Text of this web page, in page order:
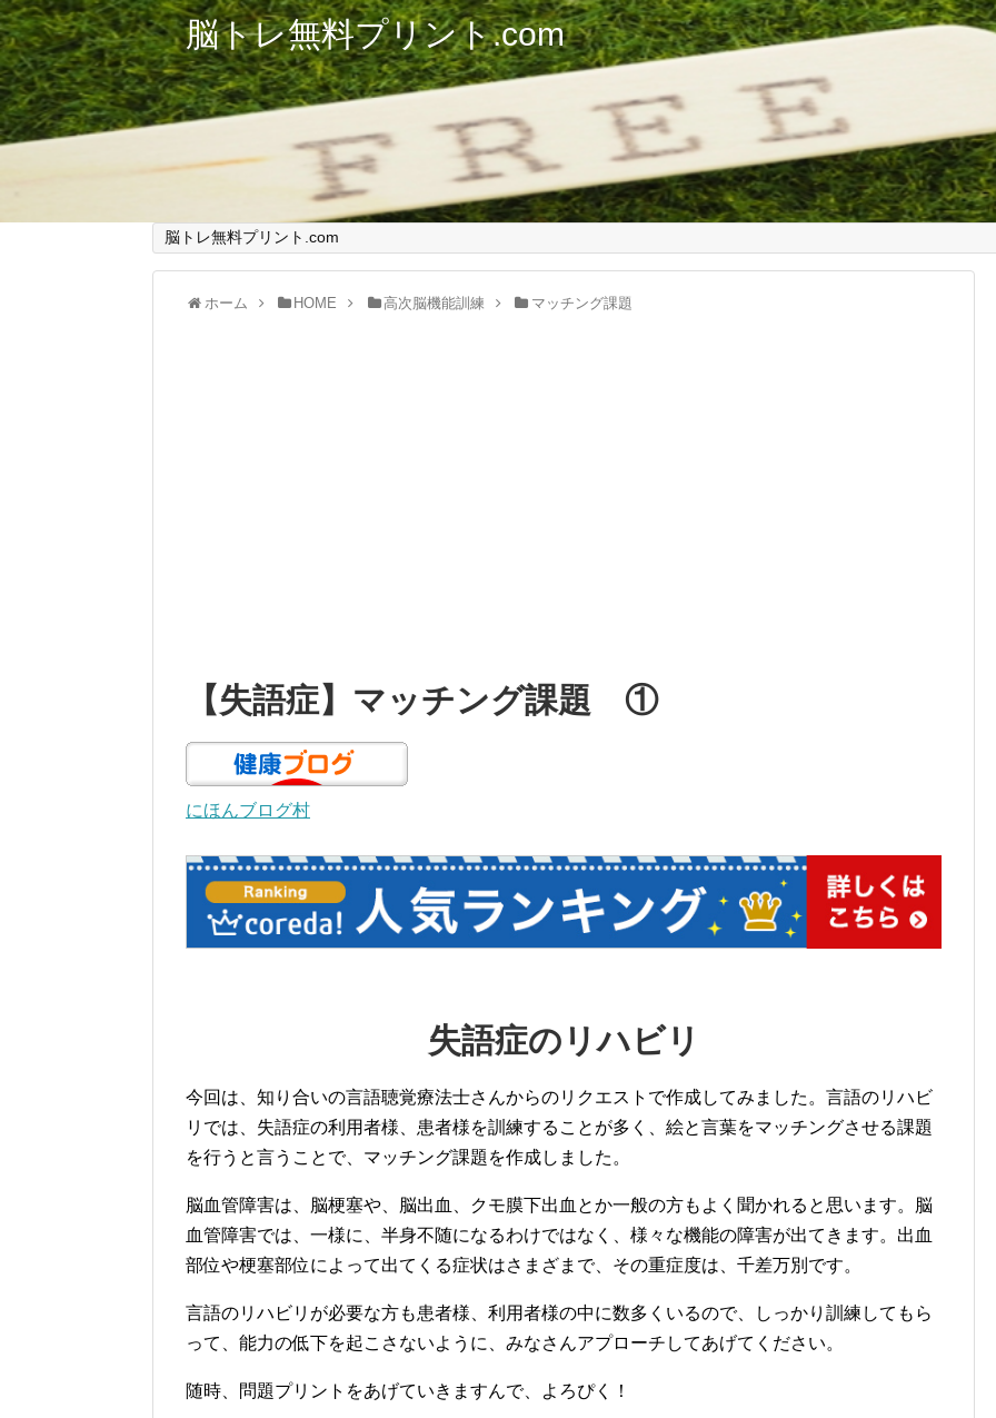
脳トレ無料プリント.com
脳トレ無料プリント.com
ホーム HOME 高次脳機能訓練 マッチング課題
【失語症】マッチング課題 ①
にほんブログ村
失語症のリハビリ
今回は、知り合いの言語聴覚療法士さんからのリクエストで作成してみました。言語のリハビ
リでは、失語症の利用者様、患者様を訓練することが多く、絵と言葉をマッチングさせる課題
を行うと言うことで、マッチング課題を作成しました。
脳血管障害は、脳梗塞や、脳出血、クモ膜下出血とか一般の方もよく聞かれると思います。脳
血管障害では、一様に、半身不随になるわけではなく、様々な機能の障害が出てきます。出血
部位や梗塞部位によって出てくる症状はさまざまで、その重症度は、千差万別です。
言語のリハビリが必要な方も患者様、利用者様の中に数多くいるので、しっかり訓練してもら
って、能力の低下を起こさないように、みなさんアプローチしてあげてください。
随時、問題プリントをあげていきますんで、よろぴく！